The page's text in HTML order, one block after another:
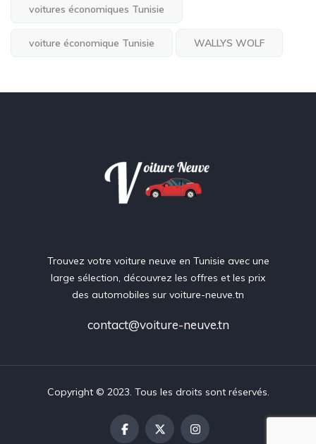
voitures économiques Tunisie
voiture économique Tunisie WALLYS WOLF
Trouvez votre voiture neuve en Tunisie avec une
large sélection, découvrez les offres et les prix
des automobiles sur voiture-neuve.tn
contact@voiture-neuve.tn
Copyright © 2023. Tous les droits sont réservés.